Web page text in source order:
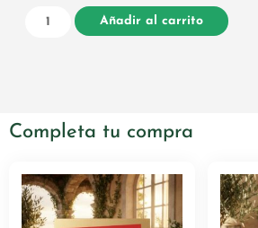
Añadir al carrito
Completa tu compra